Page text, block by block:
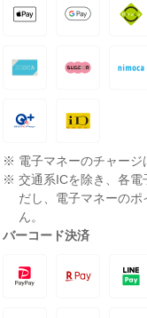
※ 電子マネーのチャージ
※ 交通系ICを除き、各電
だし、電子マネーの
ん。
バーコード決済